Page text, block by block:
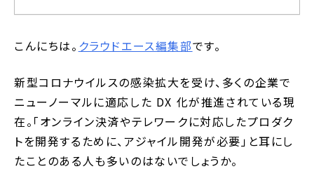
こんにちは。 クラウドエース編集部です。
新型コロナウイルスの感染拡大を受け、多くの企業で
ニューノーマルに適応した DX 化が推進されている現
在。「オンライン決済やテレワークに対応したプロダク
トを開発するために、アジャイル開発が必要」と耳にし
たことのある人も多いのはないでしょうか。